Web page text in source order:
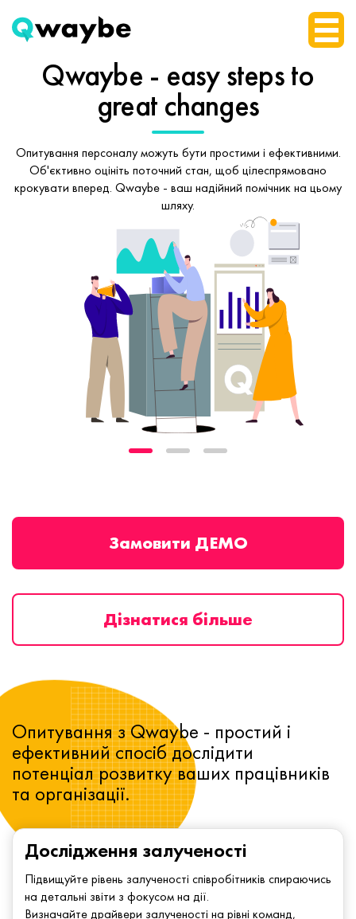
Qwaybe - easy stepsto
great changes
Опитування персоналу можуть бути простими і ефективними.
Об'єктивно оцініть поточний стан, щоб цілеспрямовано
крокувати вперед. Qwaybe - ваш надійний помічник на цьому
шляху.
Замовити ДЕМО
Дізнатися більше
Дослідження залученості
Підвищуйте рівень залученості співробітників спираючись
на детальні звіти з фокусом на дії.
Визначайте драйвери залученості на рівні команд,
Опитування з Qwaybe - простий і
ефективний спосіб дослідити
потенціал розвитку ваших працівників
та організації.